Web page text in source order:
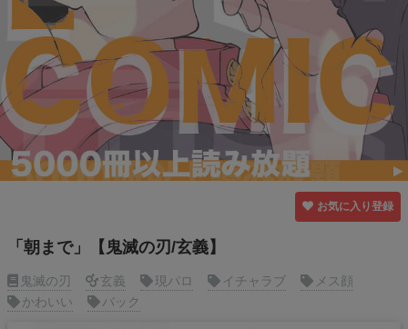
お気に入り登録
「朝まで」【鬼滅の刃/玄義】
鬼滅の刃 玄義 現パロ イチャラブ
メス顔
かわいい
バック